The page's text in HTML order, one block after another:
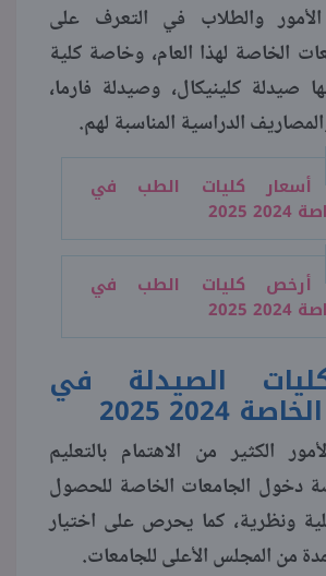
منوعات
الأمور والطلاب في التعرف على
الخاصة لهذا العام، وخاصة كلية
صيدلة كلينيكال، وصيدلة فارما،
الدراسية المناسبة لهم.
أسعار كليات الطب في
2025
أرخص كليات الطب في
2025
الصيدلة في
2024 2025
الكثير من الاهتمام بالتعليم
دخول الجامعات الخاصة للحصول
ونظرية، كما يحرص على اختيار
من المجلس الأعلى للجامعات.